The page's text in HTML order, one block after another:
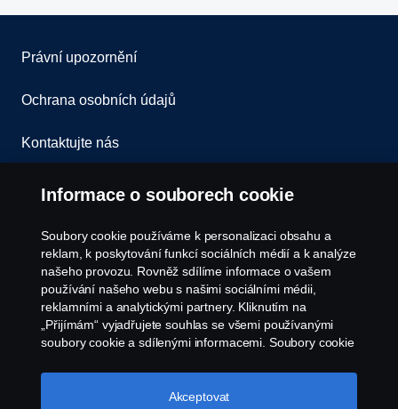
Právní upozornění
Ochrana osobních údajů
Kontaktujte nás
Všeobecné obchodní podmínky
Oznámení porušení předpisů
Zásady Cookies
Nastavení Cookie
Informace o souborech cookie
Soubory cookie používáme k personalizaci obsahu a
reklam, k poskytování funkcí sociálních médií a k analýze
našeho provozu. Rovněž sdílíme informace o vašem
používání našeho webu s našimi sociálními médii,
reklamními a analytickými partnery. Kliknutím na
„Přijímám“ vyjadřujete souhlas se všemi používanými
soubory cookie a sdílenými informacemi. Soubory cookie
cookie“ a výběrem kategorií, které chcete přijmout.
Podrobnější vysvětlení toho, jak používáme soubory
Akceptovat